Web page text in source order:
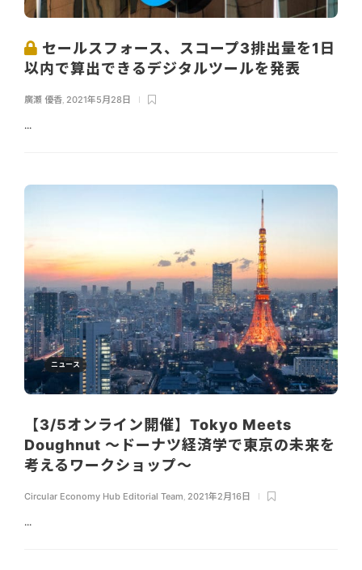
セールスフォース、スコープ3排出量を1日
以内で算出できるデジタルツールを発表
廣瀬 優香 2021年5月28日
...
ニュース
【3/5オンライン開催】Tokyo Meets
Doughnut 〜ドーナツ経済学で東京の未来を
考えるワークショップ〜
Circular Economy Hub Editorial Team 2021年2月16日
...